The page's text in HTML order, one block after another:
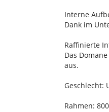
Interne
Dank im
Raffinierte
Das
aus.
Geschlecht:
Rahmen: